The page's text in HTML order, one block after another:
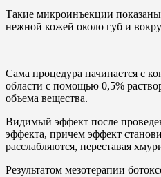
Такие микроинъекции
нежной кожей около губ и
Сама процедура начинается с
области с помощью 0,5%
объема вещества.
Видимый эффект после
эффекта, причем эффект
расслабляются, переставая
Результатом мезотерапии